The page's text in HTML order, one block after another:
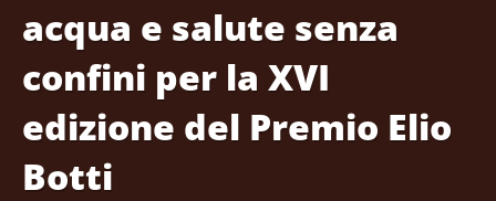
acqua e salute senza
confini per la XVI
edizione del Premio Elio
Botti